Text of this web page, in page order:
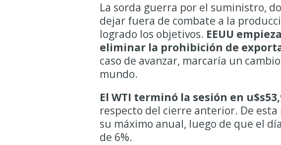
La sorda guerra por el suministro,
dejar fuera de combate a la
logrado los objetivos. EEUU
eliminar la prohibición de
caso de avanzar, marcaría un
mundo.
El WTI terminó la sesión en
respecto del cierre anterior. De
su máximo anual, luego de que el
de 6%.